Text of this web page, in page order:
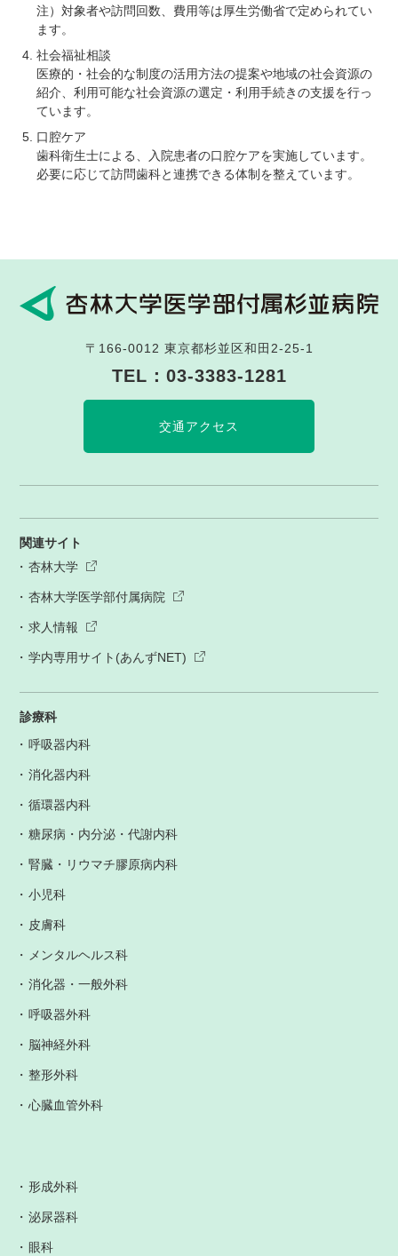
注）対象者や訪問回数、費用等は厚生労働省で定められてい
ます。
社会福祉相談
医療的・社会的な制度の活用方法の提案や地域の社会資源の
紹介、利用可能な社会資源の選定・利用手続きの支援を行っ
ています。
口腔ケア
歯科衛生士による、入院患者の口腔ケアを実施しています。
必要に応じて訪問歯科と連携できる体制を整えています。
〒166-0012 東京都杉並区和田2-25-1
TEL： 03-3383-1281
交通アクセス
関連サイト
杏林大学
杏林大学医学部付属病院
求人情報
学内専用サイト(あんずNET)
診療科
呼吸器内科
消化器内科
循環器内科
糖尿病・内分泌・代謝内科
腎臓・リウマチ膠原病内科
小児科
皮膚科
メンタルヘルス科
消化器・一般外科
呼吸器外科
脳神経外科
整形外科
心臓血管外科
形成外科
泌尿器科
眼科